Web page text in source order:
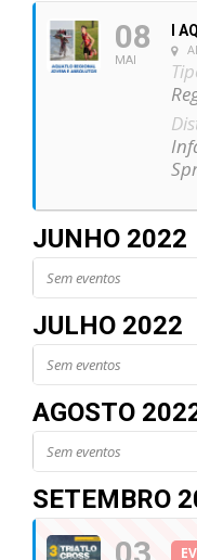
08
MAI
I
JUNHO 2022
Sem eventos
JULHO 2022
Sem eventos
AGOSTO
Sem eventos
SETEMBRO